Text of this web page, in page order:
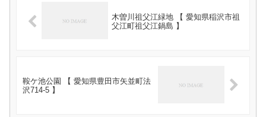
木曽川祖父江緑地 【 愛知県稲沢市祖
父江町祖父江鍋島 】
鞍ケ池公園 【 愛知県豊田市矢並町法
沢714-5 】